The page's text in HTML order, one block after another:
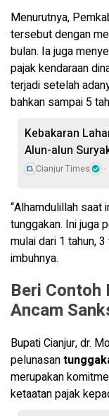
Menurutnya,
tersebut dengan
bulan. Ia juga
pajak kendaraan
terjadi setelah
bahkan sampai 5
Kebakaran
Alun-alun
Cianjur Times
“Alhamdulillah saat
tunggakan. Ini juga
mulai dari 1 tahun,
imbuhnya.
Beri Contoh
Ancam
Bupati Cianjur, dr.
pelunasan
merupakan
ketaatan pajak